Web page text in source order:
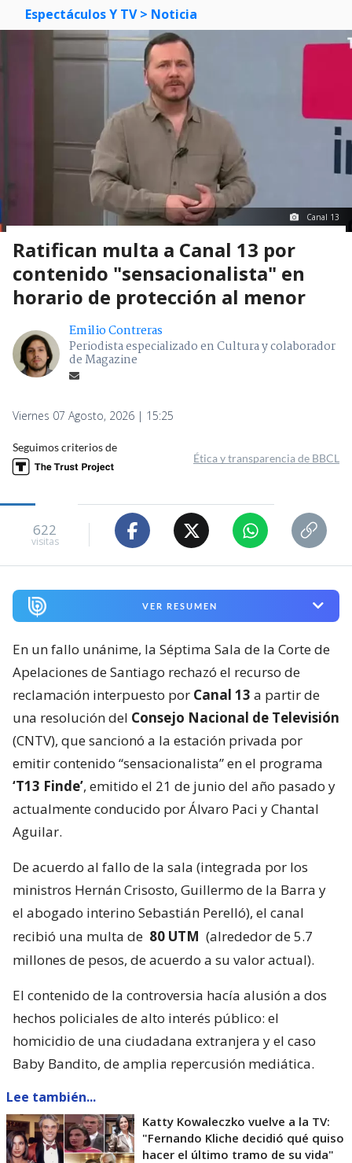
Espectáculos Y TV > Noticia
Canal 13
Ratifican multa a Canal 13 por
contenido "sensacionalista" en
horario de protección al menor
Emilio Contreras
Periodista especializado en Cultura y colaborador
de Magazine
Viernes 07 Agosto, 2026 | 15:25
Seguimos criterios de
Ética y transparencia de BBCL
622
visitas
VER RESUMEN
En un fallo unánime, la Séptima Sala de la Corte de
Apelaciones de Santiago rechazó el recurso de
reclamación interpuesto por Canal 13 a partir de
una resolución del Consejo Nacional de Televisión
(CNTV), que sancionó a la estación privada por
emitir contenido “sensacionalista” en el programa
‘T13 Finde’, emitido el 21 de junio del año pasado y
actualmente conducido por Álvaro Paci y Chantal
Aguilar.
De acuerdo al fallo de la sala (integrada por los
ministros Hernán Crisosto, Guillermo de la Barra y
el abogado interino Sebastián Perelló), el canal
recibió una multa de 80 UTM (alrededor de 5.7
millones de pesos, de acuerdo a su valor actual).
El contenido de la controversia hacía alusión a dos
hechos policiales de alto interés público: el
homicidio de una ciudadana extranjera y el caso
Baby Bandito, de amplia repercusión mediática.
Lee también...
Katty Kowaleczko vuelve a la TV:
"Fernando Kliche decidió qué quiso
hacer el último tramo de su vida"